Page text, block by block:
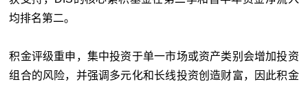
均排名第二。
积金评级重申，集中投资于单一市场或资产类别会增加投资
组合的风险，并强调多元化和长线投资创造财富，因此积金